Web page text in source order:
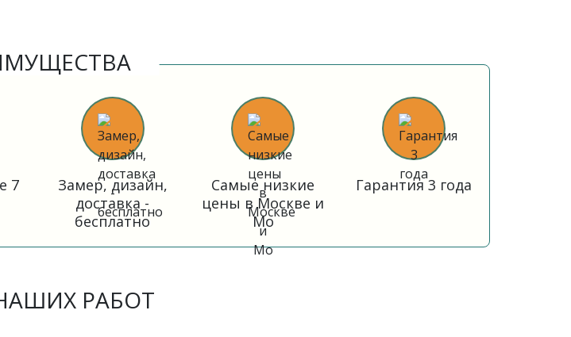
7
Замер, дизайн,
доставка -
бесплатно
Самые низкие
цены в Москве и
Мо
Гарантия 3 года
РАБОТ